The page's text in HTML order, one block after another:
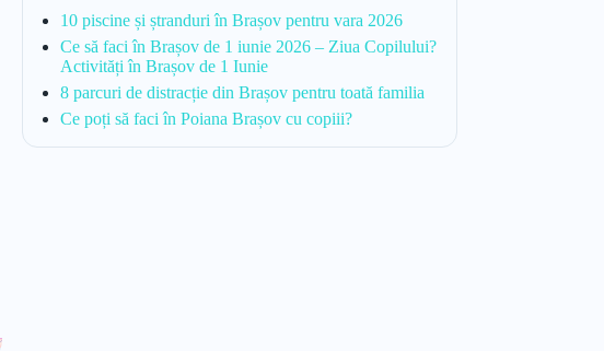
10 piscine și ștranduri în Brașov pentru vara 2026
Ce să faci în Brașov de 1 iunie 2026 – Ziua Copilului?
Activități în Brașov de 1 Iunie
8 parcuri de distracție din Brașov pentru toată familia
Ce poți să faci în Poiana Brașov cu copiii?